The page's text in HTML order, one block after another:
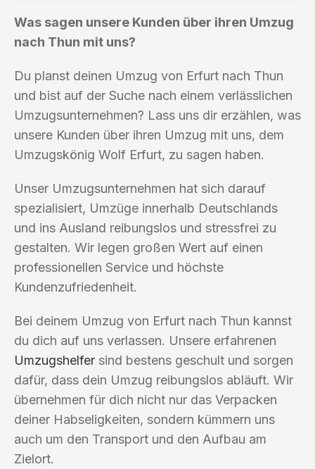
Was sagen unsere Kunden über ihren Umzug
nach Thun mit uns?
Du planst deinen Umzug von Erfurt nach Thun
und bist auf der Suche nach einem verlässlichen
Umzugsunternehmen? Lass uns dir erzählen, was
unsere Kunden über ihren Umzug mit uns, dem
Umzugskönig Wolf Erfurt, zu sagen haben.
Unser Umzugsunternehmen hat sich darauf
spezialisiert, Umzüge innerhalb Deutschlands
und ins Ausland reibungslos und stressfrei zu
gestalten. Wir legen großen Wert auf einen
professionellen Service und höchste
Kundenzufriedenheit.
Bei deinem Umzug von Erfurt nach Thun kannst
du dich auf uns verlassen. Unsere erfahrenen
Umzugshelfer sind bestens geschult und sorgen
dafür, dass dein Umzug reibungslos abläuft. Wir
übernehmen für dich nicht nur das Verpacken
deiner Habseligkeiten, sondern kümmern uns
auch um den Transport und den Aufbau am
Zielort.